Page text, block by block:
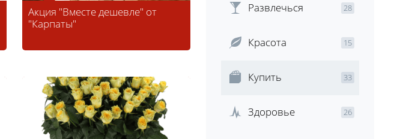
Акция "Вместе дешевле" от
"Карпаты"
Развлечься 28
Красота 15
Купить 33
Здоровье 26